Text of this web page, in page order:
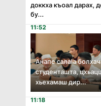
доккха къоал дарах,
бу...
11:52
Анапе салаӏа
студенташта,
хьехамаш дир...
11:18